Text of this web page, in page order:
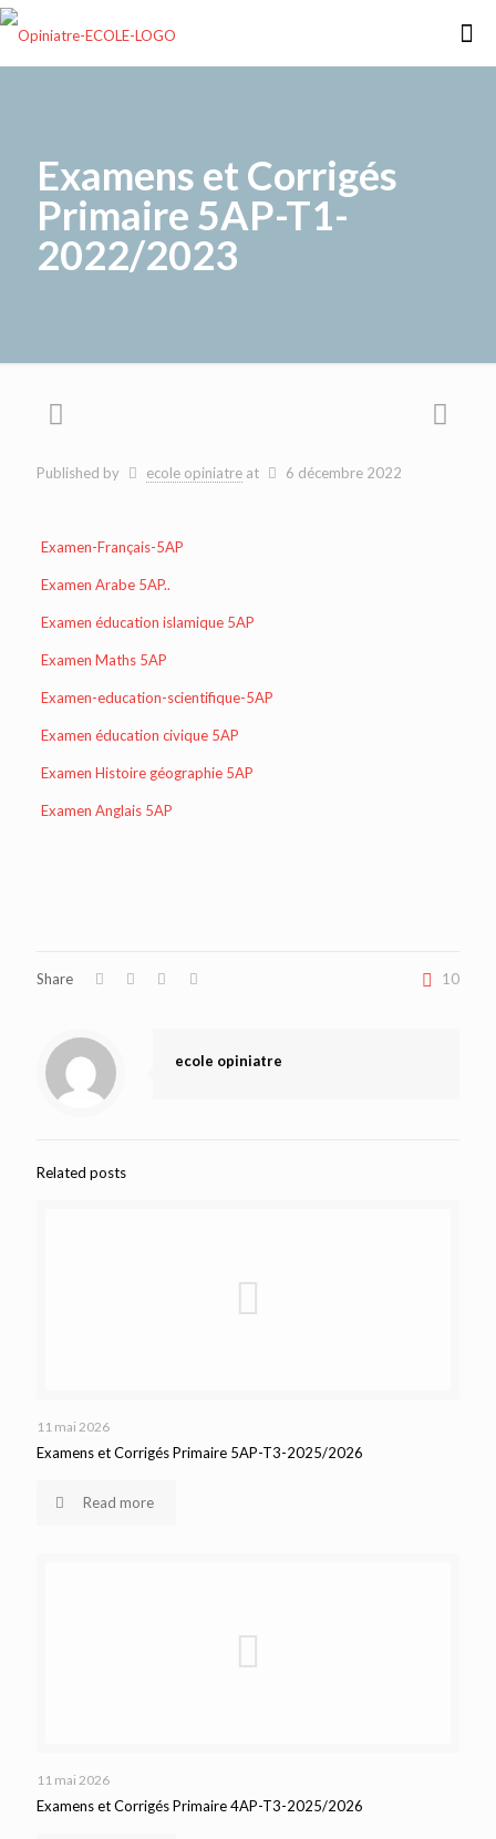
Examens et Corrigés
Primaire 5AP-T1-
2022/2023
Published by ecole opiniatre at 6 décembre 2022
Examen-Français-5AP
Examen Arabe 5AP..
Examen éducation islamique 5AP
Examen Maths 5AP
Examen-education-scientifique-5AP
Examen éducation civique 5AP
Examen Histoire géographie 5AP
Examen Anglais 5AP
Share 10
ecole opiniatre
Related posts
11 mai 2026
Examens et Corrigés Primaire 5AP-T3-2025/2026
Read more
11 mai 2026
Examens et Corrigés Primaire 4AP-T3-2025/2026